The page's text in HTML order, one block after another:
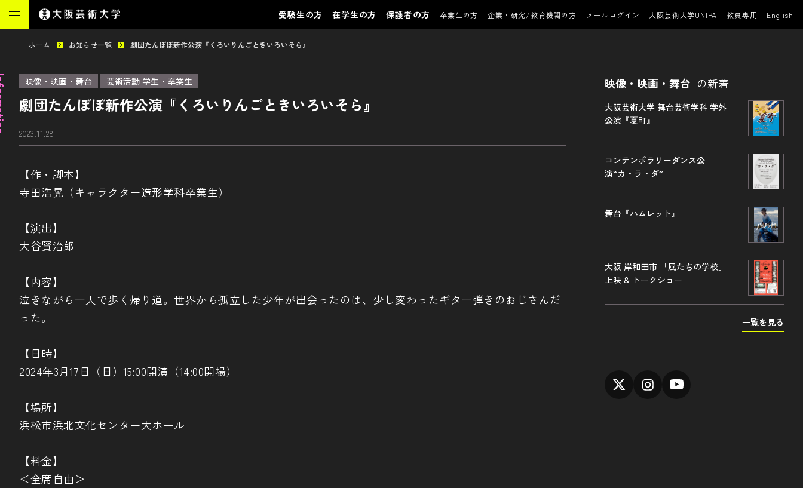
受験生の方 在学生の方 保護者の方 卒業生の方 企業・研究/教育機関の方 メールログイン 大阪芸術大学UNIPA 教員専用 English
ホーム お知らせ一覧 劇団たんぽぽ新作公演『くろいりんごときいろいそら』
映像・映画・舞台 芸術活動 学生・卒業生
劇団たんぽぽ新作公演『くろいりんごときいろいそら』
2023.11.28
【作・脚本】
寺田浩晃（キャラクター造形学科卒業生）
【演出】
大谷賢治郎
【内容】
泣きながら一人で歩く帰り道。世界から孤立した少年が出会ったのは、少し変わったギター弾きのおじさんだ
った。
【日時】
2024年3月17日（日）15:00開演（14:00開場）
【場所】
浜松市浜北文化センター大ホール
【料金】
＜全席自由＞
映像・映画・舞台 の新着
大阪芸術大学 舞台芸術学科 学外
公演『夏町』
コンテンポラリーダンス公
演“カ・ラ・ダ”
舞台『ハムレット』
大阪 岸和田市 「風たちの学校」
上映 & トークショー
一覧を見る